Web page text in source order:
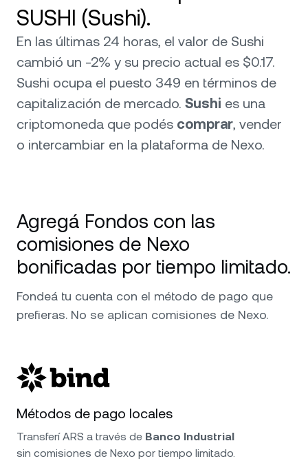
SUSHI (Sushi).
En las últimas 24 horas, el valor de Sushi
cambió un -2% y su precio actual es $0.17.
Sushi ocupa el puesto 349 en términos de
capitalización de mercado. Sushi es una
criptomoneda que podés comprar, vender
o intercambiar en la plataforma de Nexo.
Agregá Fondos con las
comisiones de Nexo
bonificadas por tiempo limitado.
Fondeá tu cuenta con el método de pago que
prefieras. No se aplican comisiones de Nexo.
Métodos de pago locales
Transferí ARS a través de Banco Industrial
sin comisiones de Nexo por tiempo limitado.